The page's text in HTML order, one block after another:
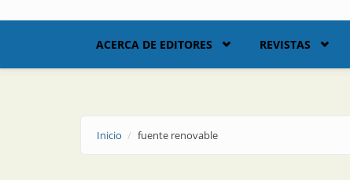
ACERCA DE EDITORES REVISTAS
Inicio fuente renovable